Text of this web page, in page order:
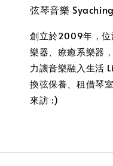
弦琴音樂
創立於2009年，位
樂器、療癒系樂器
力讓音樂融入生活
換弦保養、租借琴
來訪 :)